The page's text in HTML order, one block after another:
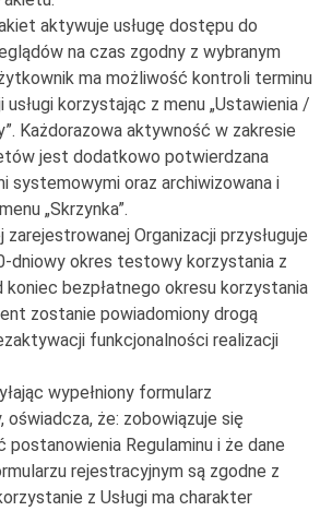
aktywuje usługę dostępu do
na czas zgodny z wybranym
ma możliwość kontroli terminu
korzystając z menu „Ustawienia /
Każdorazowa aktywność w zakresie
jest dodatkowo potwierdzana
systemowymi oraz archiwizowana i
„Skrzynka”.
zarejestrowanej Organizacji przysługuje
dniowy okres testowy korzystania z
koniec bezpłatnego okresu korzystania
zostanie powiadomiony drogą
funkcjonalności realizacji
wypełniony formularz
oświadcza, że: zobowiązuje się
postanowienia Regulaminu i że dane
rejestracyjnym są zgodne z
z Usługi ma charakter